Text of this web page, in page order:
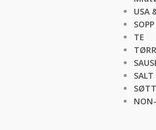
USA
SOPP
TE
SØTT